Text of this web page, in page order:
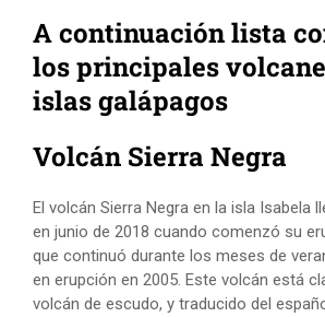
A continuación lista
los principales
islas galápagos
Volcán Sierra Negra
El volcán Sierra Negra en la isla Isabela
en junio de 2018 cuando comenzó su
que continuó durante los meses de
en erupción en 2005. Este volcán está
volcán de escudo, y traducido del